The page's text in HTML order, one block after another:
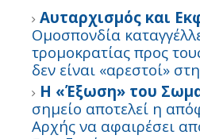
Αυταρχισμός και
Ομοσπονδία
τρομοκρατίας προς
δεν είναι «αρεστοί»
Η «Έξωση» του
σημείο αποτελεί η
Αρχής να αφαιρέσει